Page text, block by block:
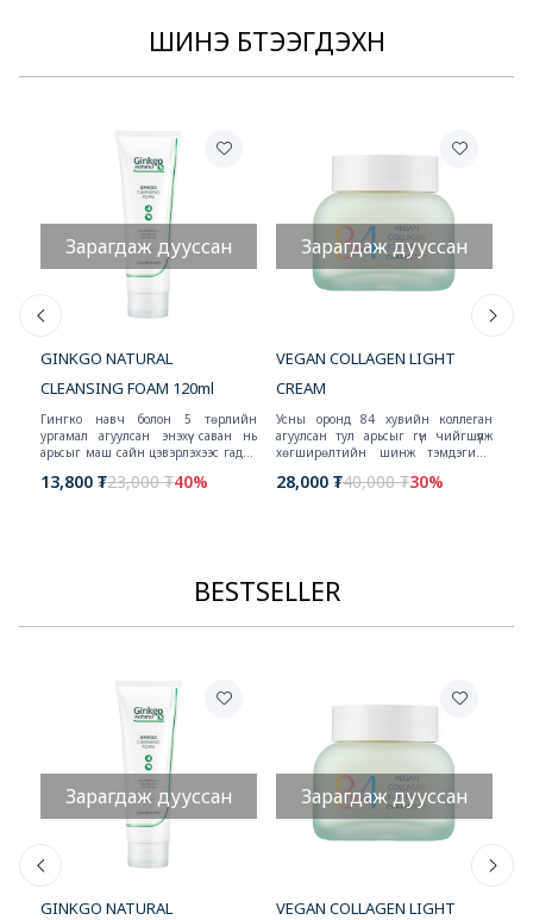
ШИНЭ БҮТЭЭГДЭХҮҮН
Зарагдаж дууссан
GINKGO NATURAL
CLEANSING FOAM 120ml
Гингко навч болон 5 төрлийн
ургамал агуулсан энэхүү саван нь
арьсыг маш сайн цэвэрлэхээс гадна
Хэмжээ: 120ml
13,800 ₮23,000 ₮40%
Зарагдаж дууссан
VEGAN COLLAGEN LIGHT
CREAM
Усны оронд 84 хувийн коллеган
агуулсан тул арьсыг гүн чийгшүүлж
хөгширөлтийн шинж тэмдэгийн
28,000 ₮40,000 ₮30%
BESTSELLER
Зарагдаж дууссан
GINKGO NATURAL
Зарагдаж дууссан
VEGAN COLLAGEN LIGHT